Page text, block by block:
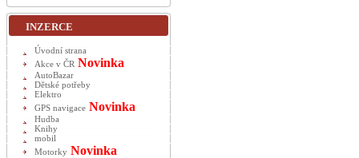
INZERCE
Úvodní strana
Akce v ČR Novinka
AutoBazar
Dětské potřeby
Elektro
GPS navigace Novinka
Hudba
Knihy
mobil
Motorky Novinka